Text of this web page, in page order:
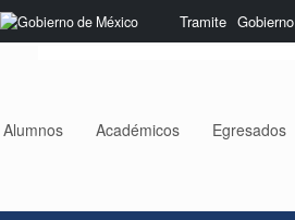
Nota:
este
sistema
Tramite Gobierno
Saltar
al
Alumnos Académicos Egresados